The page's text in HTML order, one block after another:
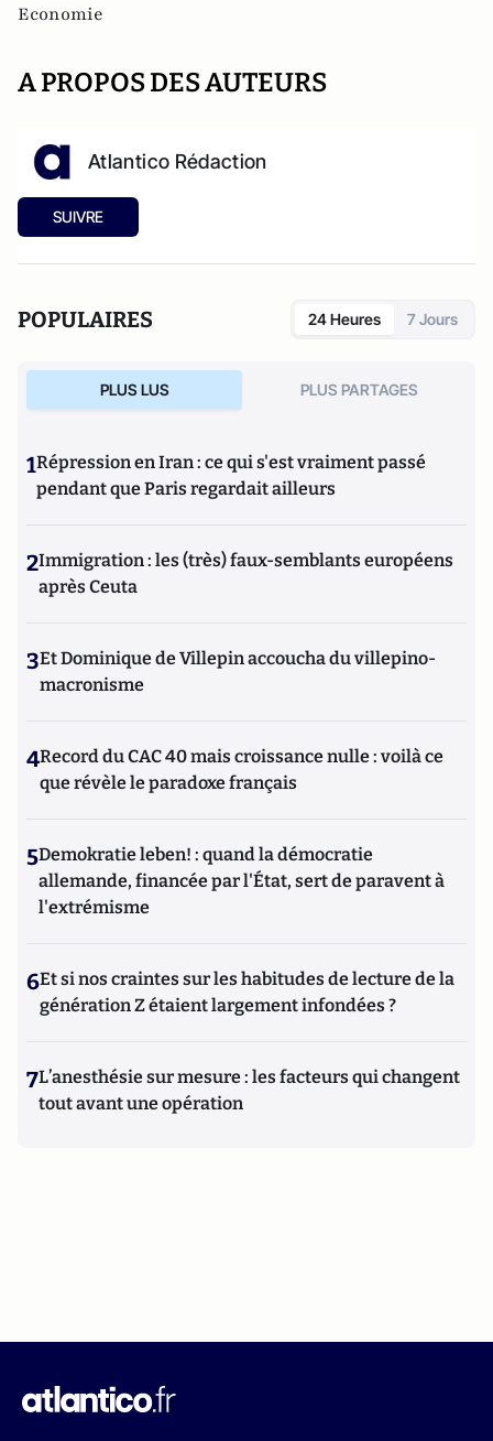
Economie
A PROPOS DES AUTEURS
Atlantico Rédaction
SUIVRE
POPULAIRES 24 Heures 7 Jours
PLUS LUS PLUS PARTAGES
1Répression en Iran : ce qui s'est vraiment passé
pendant que Paris regardait ailleurs
2Immigration : les (très) faux-semblants européens
après Ceuta
3Et Dominique de Villepin accoucha du villepino-
macronisme
4Record du CAC 40 mais croissance nulle : voilà ce
que révèle le paradoxe français
5Demokratie leben! : quand la démocratie
allemande, financée par l'État, sert de paravent à
l'extrémisme
6Et si nos craintes sur les habitudes de lecture de la
génération Z étaient largement infondées ?
7L’anesthésie sur mesure : les facteurs qui changent
tout avant une opération